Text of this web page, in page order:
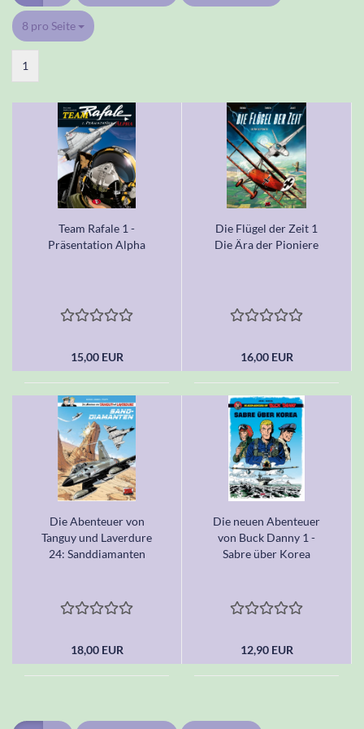
8 pro Seite
pro Seite
1
Team Rafale 1 -
Präsentation Alpha
15,00 EUR
Die Flügel der Zeit 1
Die Ära der Pioniere
16,00 EUR
Die Abenteuer von
Tanguy und Laverdure
24: Sanddiamanten
18,00 EUR
Die neuen Abenteuer
von Buck Danny 1 -
Sabre über Korea
12,90 EUR